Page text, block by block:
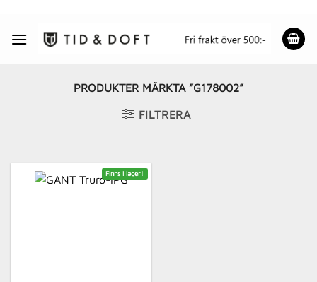
content
PRODUKTER MÄRKTA ”G178002”
FILTRERA
Finns i lager!